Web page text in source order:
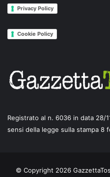
Privacy Policy
Cookie Policy
Registrato al n. 6036 in data 28/
sensi della legge sulla stampa 8
© Copyright 2026